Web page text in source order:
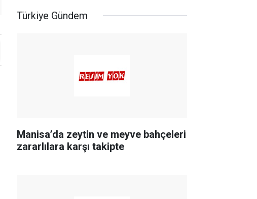
Türkiye Gündem
Manisa’da zeytin ve meyve bahçeleri
zararlılara karşı takipte